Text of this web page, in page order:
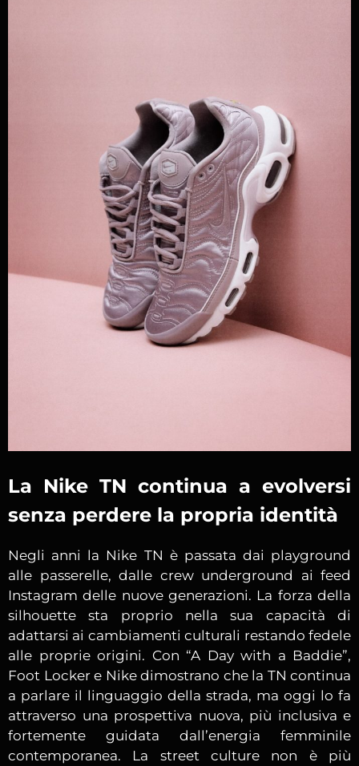
La Nike TN continua a evolversi
senza perdere la propria identità
Negli anni la Nike TN è passata dai playground
alle passerelle, dalle crew underground ai feed
Instagram delle nuove generazioni. La forza della
silhouette sta proprio nella sua capacità di
adattarsi ai cambiamenti culturali restando fedele
alle proprie origini. Con “A Day with a Baddie”,
Foot Locker e Nike dimostrano che la TN continua
a parlare il linguaggio della strada, ma oggi lo fa
attraverso una prospettiva nuova, più inclusiva e
fortemente guidata dall’energia femminile
contemporanea. La street culture non è più